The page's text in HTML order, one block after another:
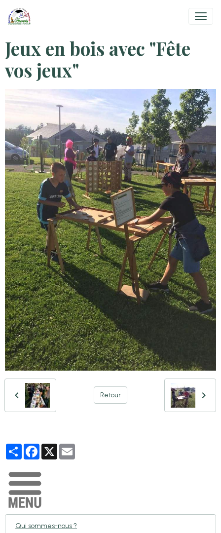
Jeux en bois avec "Fête
vos jeux"
Retour
PartagerFacebook
X
Qui sommes-nous ?